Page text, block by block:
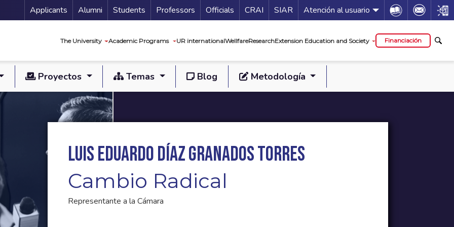
Menu Secundario
Applicants Alumni Students Professors Officials Guía de servicios
CRAI SIAR Atención al usuario Icon Icon Icon
The University Academic Programs UR internationalWellfareResearchExtension Education and Society Financiación
Proyectos Temas Blog Metodología
Luis Eduardo Díaz Granados Torres
Cambio Radical
Representante a la Cámara